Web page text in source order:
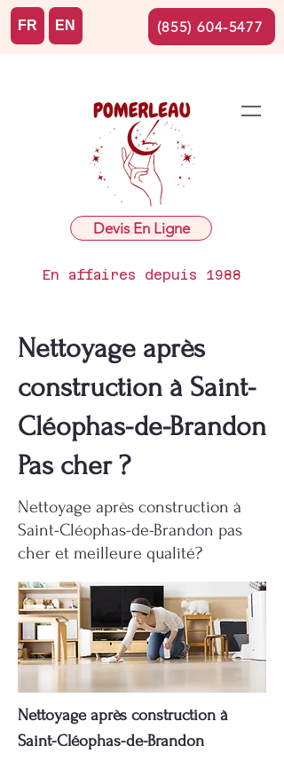
Devis En Ligne
En affaires depuis 1988
FR EN (855) 604-5477
Nettoyage après
construction à Saint-
Cléophas-de-Brandon
Pas cher ?
Nettoyage après construction à
Saint-Cléophas-de-Brandon pas
cher et meilleure qualité?
Nettoyage après construction à
Saint-Cléophas-de-Brandon